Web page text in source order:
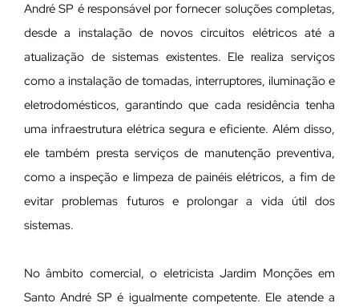
André SP é responsável por fornecer soluções completas,
desde a instalação de novos circuitos elétricos até a
atualização de sistemas existentes. Ele realiza serviços
como a instalação de tomadas, interruptores, iluminação e
eletrodomésticos, garantindo que cada residência tenha
uma infraestrutura elétrica segura e eficiente. Além disso,
ele também presta serviços de manutenção preventiva,
como a inspeção e limpeza de painéis elétricos, a fim de
evitar problemas futuros e prolongar a vida útil dos
sistemas.
No âmbito comercial, o eletricista Jardim Monções em
Santo André SP é igualmente competente. Ele atende a